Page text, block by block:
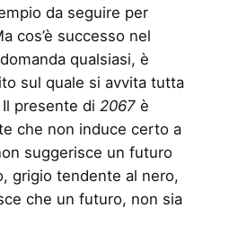
da seguire per
cos’è successo nel
qualsiasi, è
sul quale si avvita tutta
presente di 2067 è
che non induce certo a
suggerisce un futuro
grigio tendente al nero,
che un futuro, non sia